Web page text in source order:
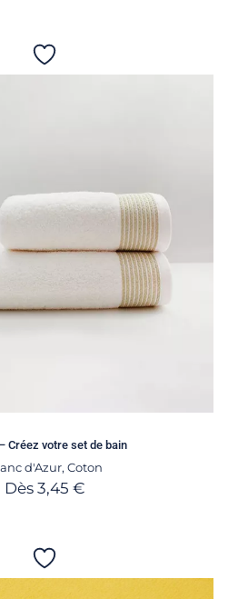
Créez votre set de bain
d'Azur, Coton
Dès 3,45 €